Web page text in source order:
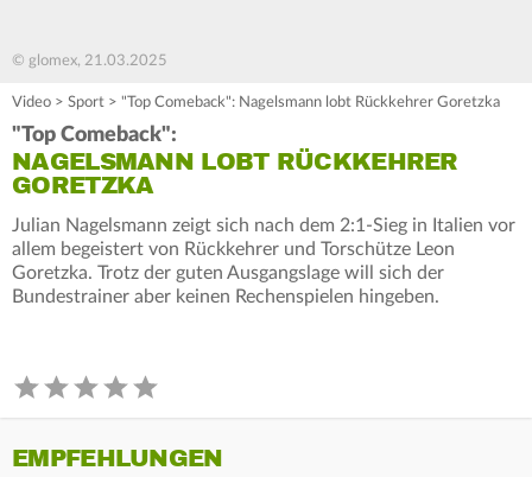
© glomex, 21.03.2025
Video > Sport > "Top Comeback": Nagelsmann lobt Rückkehrer Goretzka
"Top Comeback":
NAGELSMANN LOBT RÜCKKEHRER
GORETZKA
Julian Nagelsmann zeigt sich nach dem 2:1-Sieg in Italien vor
allem begeistert von Rückkehrer und Torschütze Leon
Goretzka. Trotz der guten Ausgangslage will sich der
Bundestrainer aber keinen Rechenspielen hingeben.
EMPFEHLUNGEN